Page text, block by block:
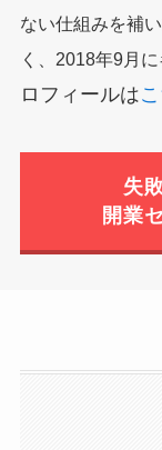
ない仕組みを補
く、2018年9月
ロフィールは
失
開業